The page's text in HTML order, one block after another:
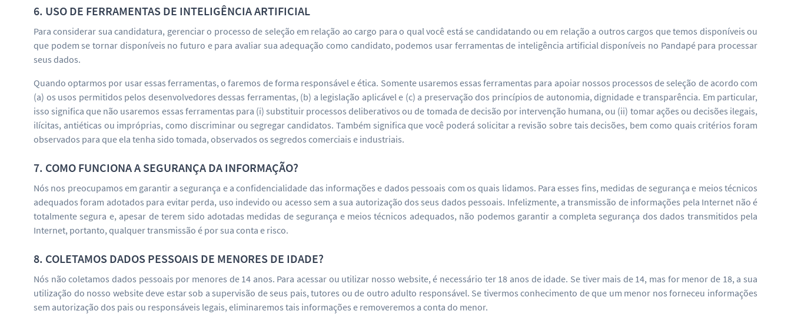
6. USO DE FERRAMENTAS DE INTELIGÊNCIA ARTIFICIAL
Para considerar sua candidatura, gerenciar o processo de seleção em relação ao cargo para o qual você está se candidatando ou em relação a outros cargos que temos disponíveis ou
que podem se tornar disponíveis no futuro e para avaliar sua adequação como candidato, podemos usar ferramentas de inteligência artificial disponíveis no Pandapé para processar
seus dados.
Quando optarmos por usar essas ferramentas, o faremos de forma responsável e ética. Somente usaremos essas ferramentas para apoiar nossos processos de seleção de acordo com
(a) os usos permitidos pelos desenvolvedores dessas ferramentas, (b) a legislação aplicável e (c) a preservação dos princípios de autonomia, dignidade e transparência. Em particular,
isso significa que não usaremos essas ferramentas para (i) substituir processos deliberativos ou de tomada de decisão por intervenção humana, ou (ii) tomar ações ou decisões ilegais,
ilícitas, antiéticas ou impróprias, como discriminar ou segregar candidatos. Também significa que você poderá solicitar a revisão sobre tais decisões, bem como quais critérios foram
observados para que ela tenha sido tomada, observados os segredos comerciais e industriais.
7. COMO FUNCIONA A SEGURANÇA DA INFORMAÇÃO?
Nós nos preocupamos em garantir a segurança e a confidencialidade das informações e dados pessoais com os quais lidamos. Para esses fins, medidas de segurança e meios técnicos
adequados foram adotados para evitar perda, uso indevido ou acesso sem a sua autorização dos seus dados pessoais. Infelizmente, a transmissão de informações pela Internet não é
totalmente segura e, apesar de terem sido adotadas medidas de segurança e meios técnicos adequados, não podemos garantir a completa segurança dos dados transmitidos pela
Internet, portanto, qualquer transmissão é por sua conta e risco.
8. COLETAMOS DADOS PESSOAIS DE MENORES DE IDADE?
Nós não coletamos dados pessoais por menores de 14 anos. Para acessar ou utilizar nosso website, é necessário ter 18 anos de idade. Se tiver mais de 14, mas for menor de 18, a sua
utilização do nosso website deve estar sob a supervisão de seus pais, tutores ou de outro adulto responsável. Se tivermos conhecimento de que um menor nos forneceu informações
sem autorização dos pais ou responsáveis legais, eliminaremos tais informações e removeremos a conta do menor.